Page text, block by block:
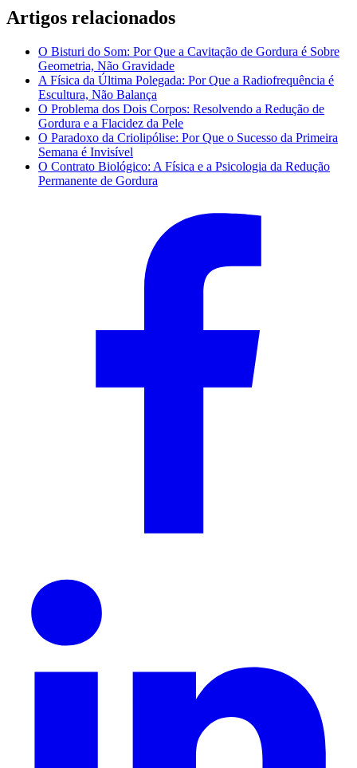
Artigos relacionados
O Bisturi do Som: Por Que a Cavitação de Gordura é Sobre
Geometria, Não Gravidade
A Física da Última Polegada: Por Que a Radiofrequência é
Escultura, Não Balança
O Problema dos Dois Corpos: Resolvendo a Redução de
Gordura e a Flacidez da Pele
O Paradoxo da Criolipólise: Por Que o Sucesso da Primeira
Semana é Invisível
O Contrato Biológico: A Física e a Psicologia da Redução
Permanente de Gordura